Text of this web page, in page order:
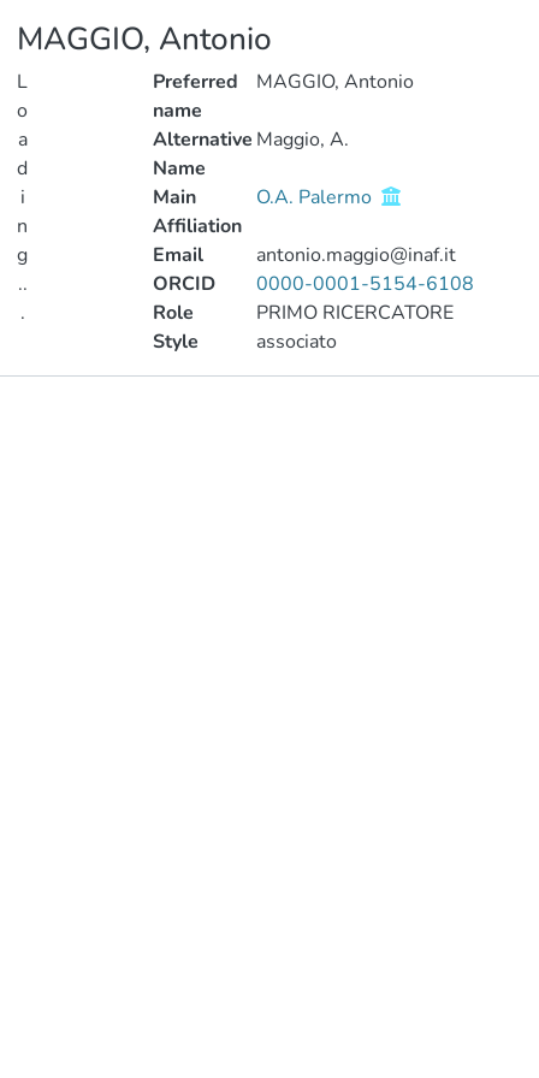
MAGGIO, Antonio
L
o
a
d
i
n
g
..
.
Preferred
name
MAGGIO, Antonio
Alternative
Name
Maggio, A.
Main
Affiliation
O.A. Palermo
Email
antonio.maggio@inaf.it
ORCID
0000-0001-5154-6108
Role
PRIMO RICERCATORE
Style
associato